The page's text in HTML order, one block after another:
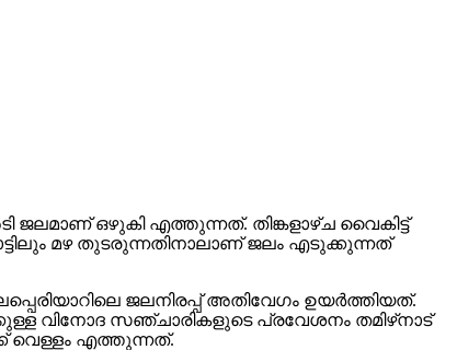
ജലമാണ് ഒഴുകി എത്തുന്നത്. തിങ്കളാഴ്ച വൈകിട്ട്
മഴ തുടരുന്നതിനാലാണ് ജലം എടുക്കുന്നത്
ജലനിരപ്പ് അതിവേഗം ഉയര്‍ത്തിയത്.
വിനോദ സഞ്ചാരികളുടെ പ്രവേശനം തമിഴ്‌നാട്
വെള്ളം എത്തുന്നത്.